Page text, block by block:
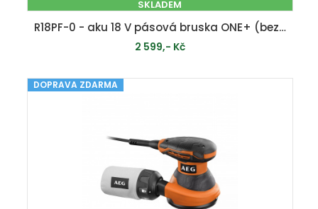
SKLADEM
R18PF-0 - aku 18 V pásová bruska ONE+ (bez baterie a nabíječky)
2 599,- Kč
DOPRAVA ZDARMA